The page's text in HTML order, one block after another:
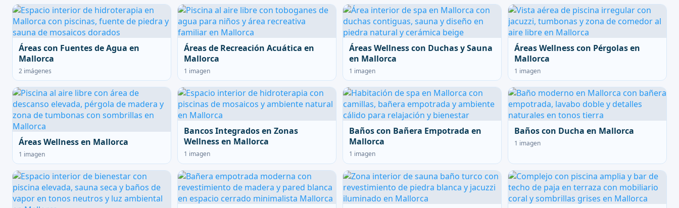
Áreas con Fuentes de Agua en
Mallorca
2 imágenes
Áreas de Recreación Acuática en
Mallorca
1 imagen
Áreas Wellness con Duchas y Sauna
en Mallorca
1 imagen
Áreas Wellness con Pérgolas en
Mallorca
1 imagen
Áreas Wellness en Mallorca
1 imagen
Bancos Integrados en Zonas
Wellness en Mallorca
1 imagen
Baños con Bañera Empotrada en
Mallorca
1 imagen
Baños con Ducha en Mallorca
1 imagen